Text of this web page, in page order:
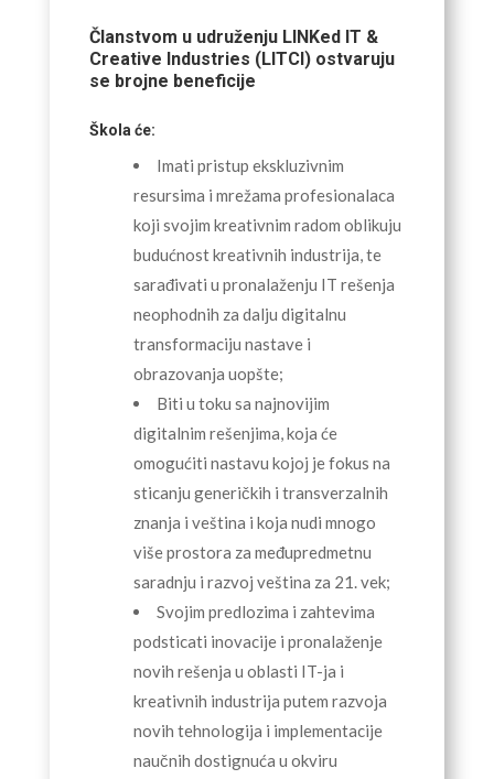
Članstvom u udruženju LINKed IT &
Creative Industries (LITCI) ostvaruju
se brojne beneficije
Škola će:
Imati pristup ekskluzivnim
resursima i mrežama profesionalaca
koji svojim kreativnim radom oblikuju
budućnost kreativnih industrija, te
sarađivati u pronalaženju IT rešenja
neophodnih za dalju digitalnu
transformaciju nastave i
obrazovanja uopšte;
Biti u toku sa najnovijim
digitalnim rešenjima, koja će
omogućiti nastavu kojoj je fokus na
sticanju generičkih i transverzalnih
znanja i veština i koja nudi mnogo
više prostora za međupredmetnu
saradnju i razvoj veština za 21. vek;
Svojim predlozima i zahtevima
podsticati inovacije i pronalaženje
novih rešenja u oblasti IT-ja i
kreativnih industrija putem razvoja
novih tehnologija i implementacije
naučnih dostignuća u okviru